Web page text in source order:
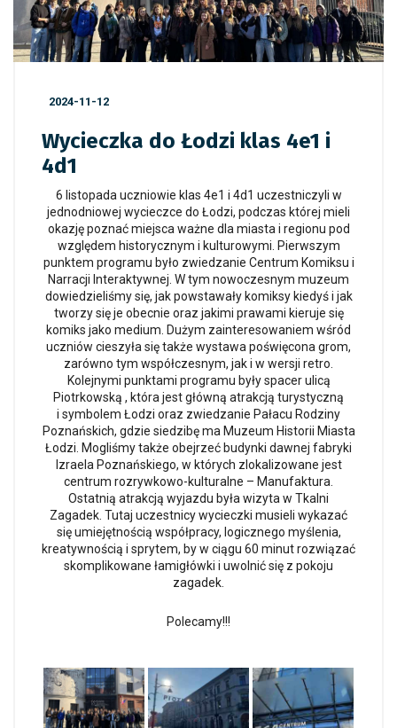
2024-11-12
Wycieczka do Łodzi klas 4e1 i
4d1
6 listopada uczniowie klas 4e1 i 4d1 uczestniczyli w
jednodniowej wycieczce do Łodzi, podczas której mieli
okazję poznać miejsca ważne dla miasta i regionu pod
względem historycznym i kulturowymi. Pierwszym
punktem programu było zwiedzanie Centrum Komiksu i
Narracji Interaktywnej. W tym nowoczesnym muzeum
dowiedzieliśmy się, jak powstawały komiksy kiedyś i jak
tworzy się je obecnie oraz jakimi prawami kieruje się
komiks jako medium. Dużym zainteresowaniem wśród
uczniów cieszyła się także wystawa poświęcona grom,
zarówno tym współczesnym, jak i w wersji retro.
Kolejnymi punktami programu były spacer ulicą
Piotrkowską , która jest główną atrakcją turystyczną
i symbolem Łodzi oraz zwiedzanie Pałacu Rodziny
Poznańskich, gdzie siedzibę ma Muzeum Historii Miasta
Łodzi. Mogliśmy także obejrzeć budynki dawnej fabryki
Izraela Poznańskiego, w których zlokalizowane jest
centrum rozrywkowo-kulturalne – Manufaktura.
Ostatnią atrakcją wyjazdu była wizyta w Tkalni
Zagadek. Tutaj uczestnicy wycieczki musieli wykazać
się umiejętnością współpracy, logicznego myślenia,
kreatywnością i sprytem, by w ciągu 60 minut rozwiązać
skomplikowane łamigłówki i uwolnić się z pokoju
zagadek.
Polecamy!!!